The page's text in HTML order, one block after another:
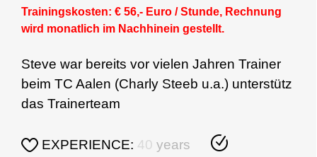
Trainingskosten: € 56,- Euro / Stunde, Rechnung
wird monatlich im Nachhinein gestellt.
Steve war bereits vor vielen Jahren Trainer
beim TC Aalen (Charly Steeb u.a.) unterstütz
das Trainerteam
EXPERIENCE: 40 years